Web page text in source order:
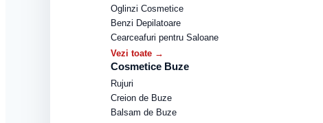
Oglinzi Cosmetice
Benzi Depilatoare
Cearceafuri pentru Saloane
Vezi toate →
Cosmetice Buze
Rujuri
Creion de Buze
Balsam de Buze